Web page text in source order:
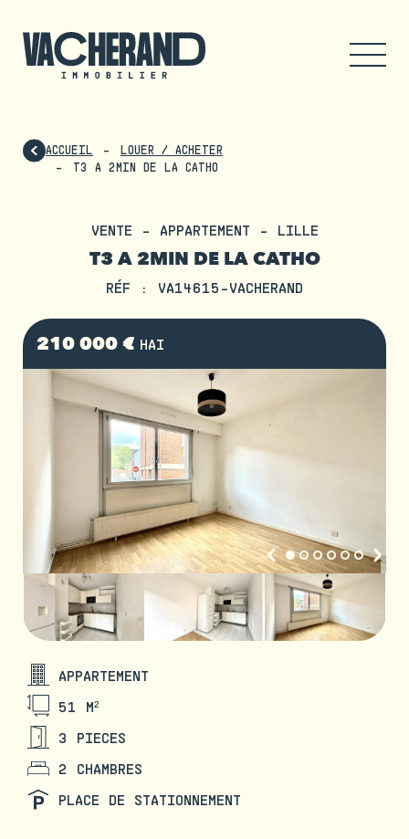
ACCUEIL
LOUER / ACHETER
T3 A 2MIN DE LA CATHO
VENTE - APPARTEMENT - LILLE
T3 A 2MIN DE LA CATHO
RÉF : VA14615-VACHERAND
210 000 € HAI
APPARTEMENT
51 M²
3 PIECES
2 CHAMBRES
PLACE DE STATIONNEMENT